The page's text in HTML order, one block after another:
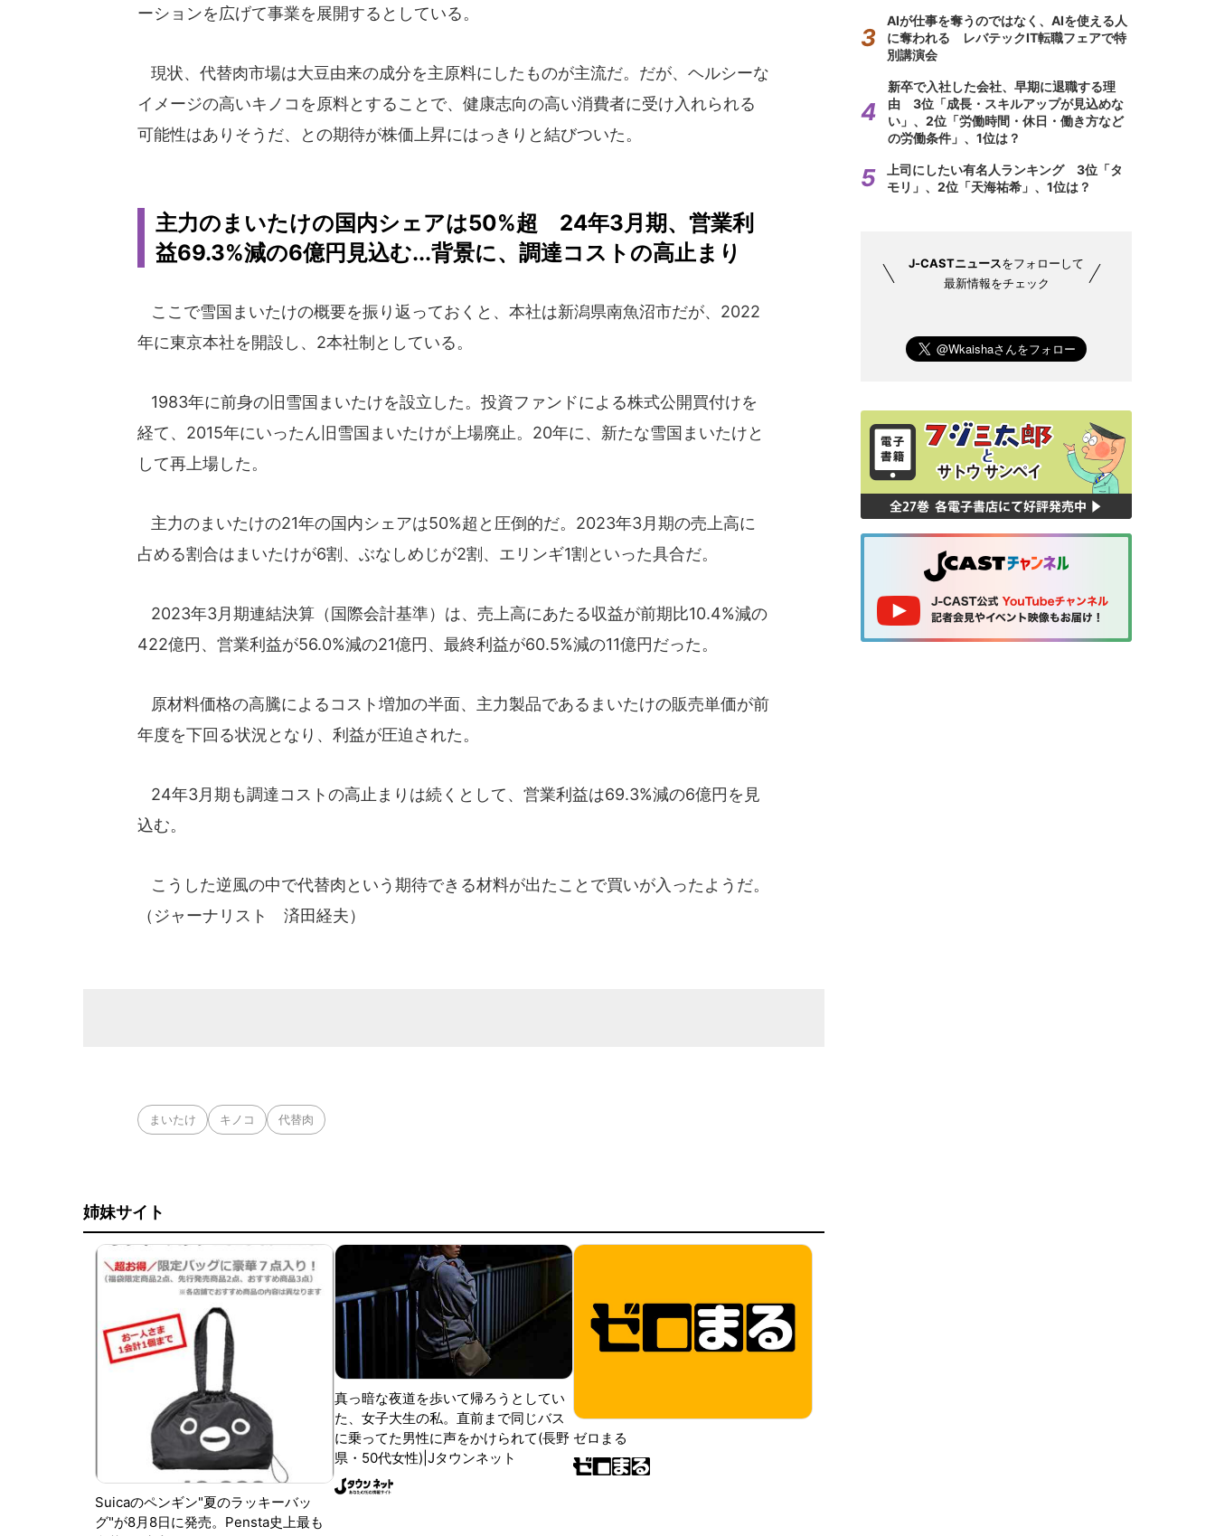
ーションを広げて事業を展開するとしている。
現状、代替肉市場は大豆由来の成分を主原料にしたものが主流だ。だが、ヘルシーな
イメージの高いキノコを原料とすることで、健康志向の高い消費者に受け入れられる
可能性はありそうだ、との期待が株価上昇にはっきりと結びついた。
主力のまいたけの国内シェアは50%超 24年3月期、営業利
益69.3%減の6億円見込む...背景に、調達コストの高止まり
ここで雪国まいたけの概要を振り返っておくと、本社は新潟県南魚沼市だが、2022
年に東京本社を開設し、2本社制としている。
1983年に前身の旧雪国まいたけを設立した。投資ファンドによる株式公開買付けを
経て、2015年にいったん旧雪国まいたけが上場廃止。20年に、新たな雪国まいたけと
して再上場した。
主力のまいたけの21年の国内シェアは50%超と圧倒的だ。2023年3月期の売上高に
占める割合はまいたけが6割、ぶなしめじが2割、エリンギ1割といった具合だ。
2023年3月期連結決算（国際会計基準）は、売上高にあたる収益が前期比10.4%減の
422億円、営業利益が56.0%減の21億円、最終利益が60.5%減の11億円だった。
原材料価格の高騰によるコスト増加の半面、主力製品であるまいたけの販売単価が前
年度を下回る状況となり、利益が圧迫された。
24年3月期も調達コストの高止まりは続くとして、営業利益は69.3%減の6億円を見
込む。
こうした逆風の中で代替肉という期待できる材料が出たことで買いが入ったようだ。
（ジャーナリスト 済田経夫）
まいたけ キノコ 代替肉
姉妹サイト
Suicaのペンギン"夏のラッキーバッ
グ"が8月8日に発売。Pensta史上最も
真っ暗な夜道を歩いて帰ろうとしてい
た、女子大生の私。直前まで同じバス
に乗ってた男性に声をかけられて(長野
県・50代女性)|Jタウンネット
ゼロまる
AIが仕事を奪うのではなく、AIを使える人
に奪われる レバテックIT転職フェアで特
別講演会
新卒で入社した会社、早期に退職する理
由 3位「成長・スキルアップが見込めな
い」、2位「労働時間・休日・働き方など
の労働条件」、1位は？
上司にしたい有名人ランキング 3位「タ
モリ」、2位「天海祐希」、1位は？
J-CASTニュースをフォローして
最新情報をチェック